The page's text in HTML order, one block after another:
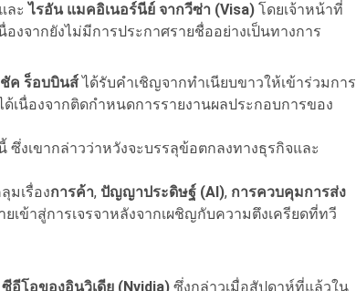
และไรอัน แมคอิเนอร์นีย์ จากวีซ่า (Visa) โดยเจ้าหน้าที่
งจากยังไม่มีการประกาศรายชื่ออย่างเป็นทางการ
ค ร็อบบินส์ได้รับคำเชิญจากทำเนียบขาวให้เข้าร่วมการ
เนื่องจากติดกำหนดการรายงานผลประกอบการของ
งเขากล่าวว่าหวังจะบรรลุข้อตกลงทางธุรกิจและ
มเรื่องการค้า, ปัญญาประดิษฐ์ (AI), การควบคุมการส่ง
เข้าสู่การเจรจาหลังจากเผชิญกับความตึงเครียดที่ทวี
ซีอีโอของอินวิเดีย (Nvidia) ซึ่งกล่าวเมื่อสัปดาห์ที่แล้วใน